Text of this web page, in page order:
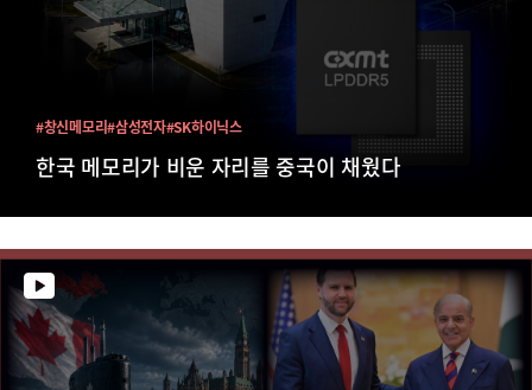
한국 메모리가 비운 자리를 중국이 채웠다
#창신메모리#삼성전자#SK하이닉스